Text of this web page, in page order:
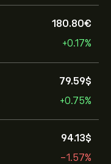
180.80‎€‎
+0.17%
79.59‎$‎
+0.75%
94.13‎$‎
-1.57%